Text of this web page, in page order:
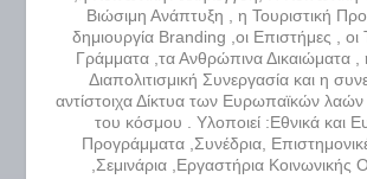
Βιώσιμη Ανάπτυξη , η Τουριστική
δημιουργία Branding ,οι Επιστήμες , οι
Γράμματα ,τα Ανθρώπινα Δικαιώματα ,
Διαπολιτισμική Συνεργασία και η
αντίστοιχα Δίκτυα των Ευρωπαϊκών λαών
του κόσμου . Υλοποιεί :Εθνικά και
Προγράμματα ,Συνέδρια,
,Σεμινάρια ,Εργαστήρια Κοινωνικής